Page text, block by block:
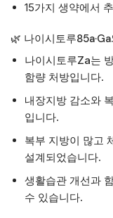
15가지 생약에서
🌿 나이시토루
나이시토루Za는
함량 처방입니다.
내장지방 감소와
입니다.
복부 지방이 많고
설계되었습니다.
생활습관 개선과
수 있습니다.